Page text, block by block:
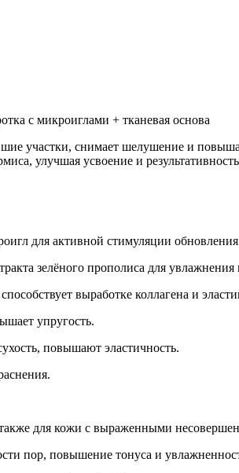
с микроиглами + тканевая основа
участки, снимает шелушение и
улучшая усвоение и
для активной стимуляции обновления
зелёного прополиса для
выработке коллагена и
упругость.
повышают эластичность.
для кожи с выраженными
пор, повышение тонуса и